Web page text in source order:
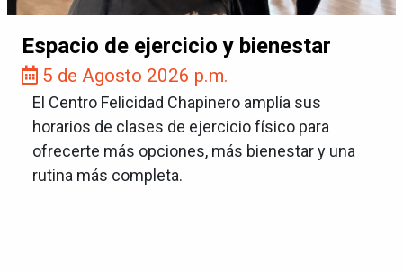
Espacio de ejercicio y bienestar
5 de Agosto 2026 p.m.
El Centro Felicidad Chapinero amplía sus
horarios de clases de ejercicio físico para
ofrecerte más opciones, más bienestar y una
rutina más completa.